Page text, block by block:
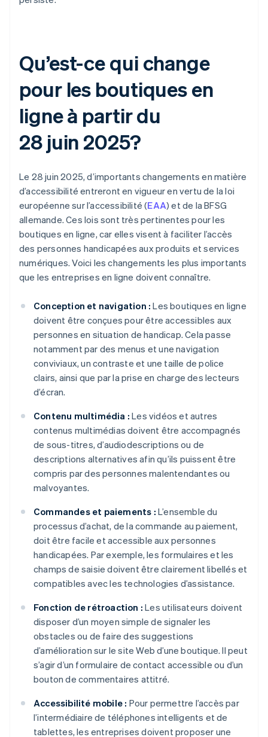
Qu’est-ce qui change
pour les boutiques en
ligne à partir du
28 juin 2025?
Le 28 juin 2025, d’importants changements en matière
d’accessibilité entreront en vigueur en vertu de la loi
européenne sur l’accessibilité (EAA) et de la BFSG
allemande. Ces lois sont très pertinentes pour les
boutiques en ligne, car elles visent à faciliter l’accès
des personnes handicapées aux produits et services
numériques. Voici les changements les plus importants
que les entreprises en ligne doivent connaître.
Conception et navigation : Les boutiques en ligne
doivent être conçues pour être accessibles aux
personnes en situation de handicap. Cela passe
notamment par des menus et une navigation
conviviaux, un contraste et une taille de police
clairs, ainsi que par la prise en charge des lecteurs
d’écran.
Contenu multimédia : Les vidéos et autres
contenus multimédias doivent être accompagnés
de sous-titres, d’audiodescriptions ou de
descriptions alternatives afin qu’ils puissent être
compris par des personnes malentendantes ou
malvoyantes.
Commandes et paiements : L’ensemble du
processus d’achat, de la commande au paiement,
doit être facile et accessible aux personnes
handicapées. Par exemple, les formulaires et les
champs de saisie doivent être clairement libellés et
compatibles avec les technologies d’assistance.
Fonction de rétroaction : Les utilisateurs doivent
disposer d’un moyen simple de signaler les
obstacles ou de faire des suggestions
d’amélioration sur le site Web d’une boutique. Il peut
s’agir d’un formulaire de contact accessible ou d’un
bouton de commentaires attitré.
Accessibilité mobile : Pour permettre l’accès par
l’intermédiaire de téléphones intelligents et de
tablettes, les entreprises doivent proposer une